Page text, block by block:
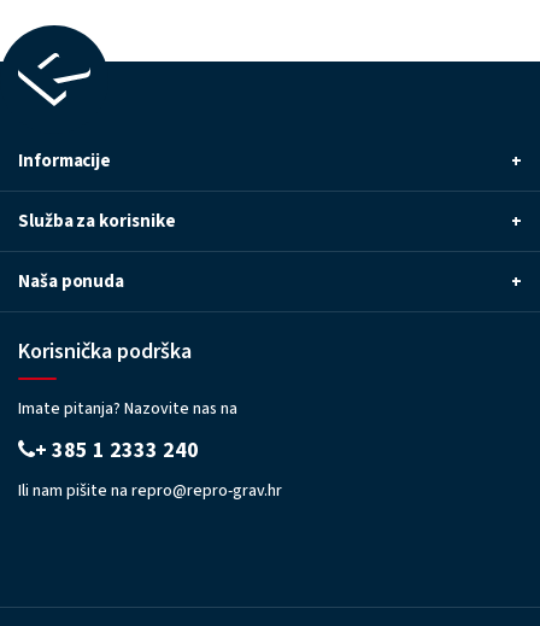
Informacije +
Služba za korisnike +
Naša ponuda +
Korisnička podrška
Imate pitanja? Nazovite nas na
+ 385 1 2333 240
Ili nam pišite na repro@repro-grav.hr